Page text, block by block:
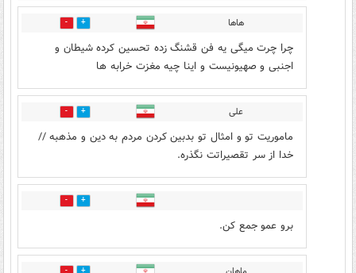
هاها 0
چرا چرت میگی یه فن قشنگ زده تحسین کرده شیطان و
اجنبی و صهیونیست و اینا چیه مغزت خرابه ها
علی 0
ماموریت تو و امثال تو بدبین کردن مردم به دین و مذهبه //
خدا از سر تقصیراتت نگذره.
0
برو عمو جمع کن.